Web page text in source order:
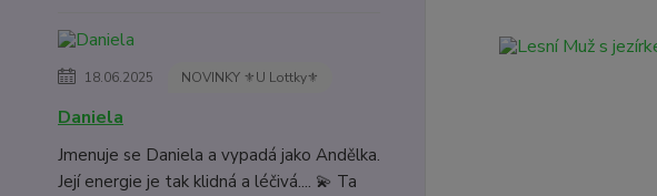
18.06.2025 NOVINKY ⚜️U Lottky⚜️
Daniela
Jmenuje se Daniela a vypadá jako Andělka.
Její energie je tak klidná a léčivá.... 💫 Ta